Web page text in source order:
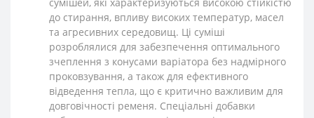
до стирання, впливу високих температур, масел
та агресивних середовищ. Ці суміші
розроблялися для забезпечення оптимального
зчеплення з конусами варіатора без надмірного
проковзування, а також для ефективного
відведення тепла, що є критично важливим для
довговічності ременя. Спеціальні добавки